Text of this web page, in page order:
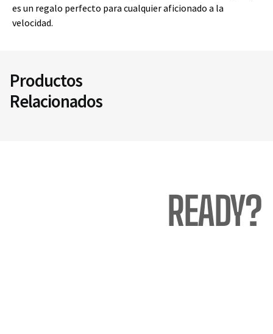
es un regalo perfecto para cualquier aficionado a la
velocidad.
Productos
Relacionados
READY?